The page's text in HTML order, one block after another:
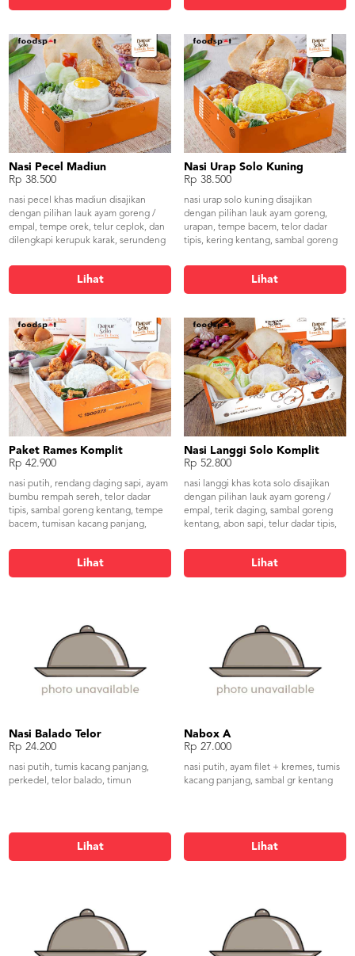
Nasi Pecel Madiun
Rp 38.500
nasi pecel khas madiun disajikan
dengan pilihan lauk ayam goreng /
empal, tempe orek, telur ceplok, dan
dilengkapi kerupuk karak, serundeng
Lihat
Nasi Urap Solo Kuning
Rp 38.500
nasi urap solo kuning disajikan
dengan pilihan lauk ayam goreng,
urapan, tempe bacem, telor dadar
tipis, kering kentang, sambal goreng
serta kerupuk udang.
Lihat
Paket Rames Komplit
Rp 42.900
nasi putih, rendang daging sapi, ayam
bumbu rempah sereh, telor dadar
tipis, sambal goreng kentang, tempe
bacem, tumisan kacang panjang,
udang
Lihat
Nasi Langgi Solo Komplit
Rp 52.800
nasi langgi khas kota solo disajikan
dengan pilihan lauk ayam goreng /
empal, terik daging, sambal goreng
kentang, abon sapi, telur dadar tipis,
buah, puding, air mineral botol, lalap,
serta kerupuk udang dan sambal.
Lihat
Nasi Balado Telor
Rp 24.200
nasi putih, tumis kacang panjang,
perkedel, telor balado, timun
Lihat
Nabox A
Rp 27.000
nasi putih, ayam filet + kremes, tumis
kacang panjang, sambal gr kentang
Lihat